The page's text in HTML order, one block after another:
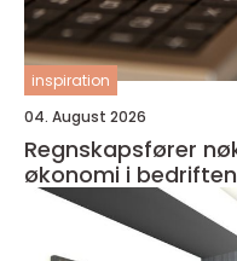
inspiration
04. August 2026
Regnskapsfører nøkkelpersonen bak sunn
økonomi i bedriften